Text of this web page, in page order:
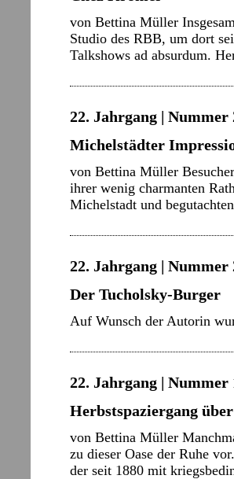
von Bettina Müller
Studio des RBB, um dort
Talkshows ad absurdum.
22. Jahrgang | Nummer
Michelstädter
von Bettina Müller
ihrer wenig charmanten
Michelstadt und
22. Jahrgang | Nummer
Der Tucholsky-Burger
Auf Wunsch der Autorin
22. Jahrgang | Nummer
Herbstspaziergang
von Bettina Müller
zu dieser Oase der Ruhe
der seit 1880 mit